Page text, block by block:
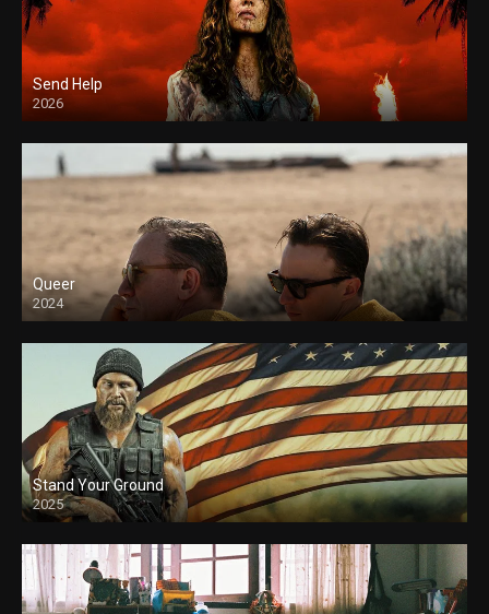
Send Help
2026
Queer
2024
Stand Your Ground
2025